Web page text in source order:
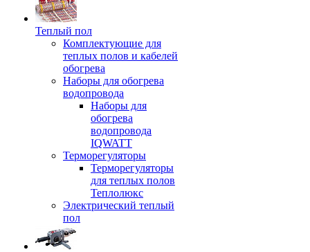
Теплый пол
Комплектующие для
теплых полов и кабелей
обогрева
Наборы для обогрева
водопровода
Наборы для
обогрева
водопровода
IQWATT
Терморегуляторы
Терморегуляторы
для теплых полов
Теплолюкс
Электрический теплый
пол